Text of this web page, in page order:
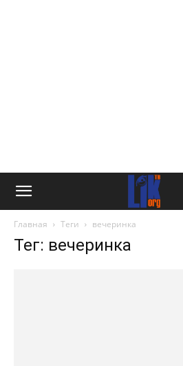
Главная Теги вечеринка
Тег: вечеринка